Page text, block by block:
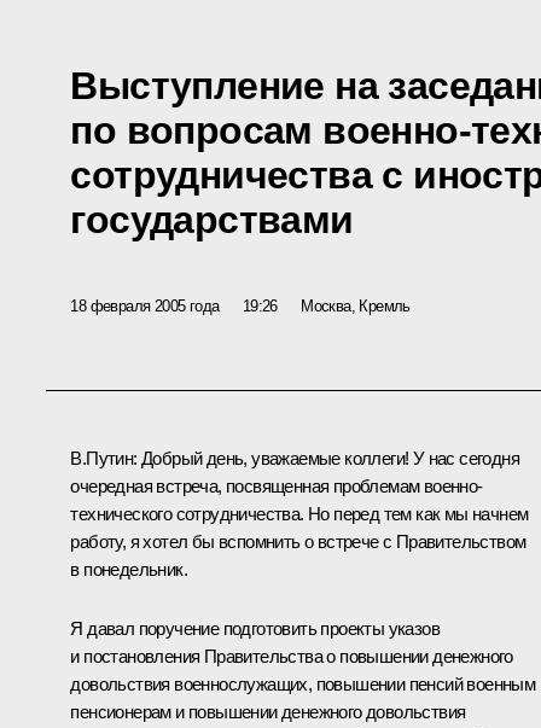
Выступление на
по вопросам военно-
сотрудничества с
государствами
18 февраля 2005 года 19:26 Москва, Кремль
В.Путин: Добрый день, уважаемые коллеги! У нас сегодня
очередная встреча, посвященная проблемам военно-
технического сотрудничества. Но перед тем как мы начнем
работу, я хотел бы вспомнить о встрече с Правительством
в понедельник.
Я давал поручение подготовить проекты указов
и постановления Правительства о повышении денежного
довольствия военнослужащих, повышении пенсий военным
пенсионерам и повышении денежного довольствия